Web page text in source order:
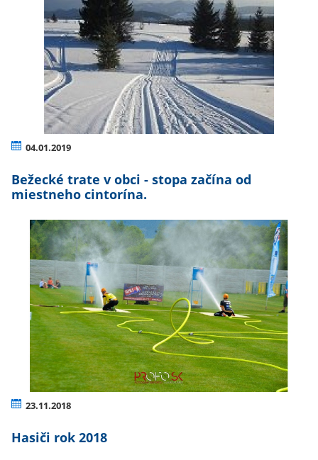
04.01.2019
Bežecké trate v obci - stopa začína od
miestneho cintorína.
23.11.2018
Hasiči rok 2018